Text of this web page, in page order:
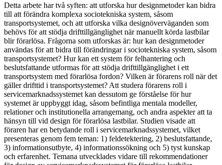
Detta arbete har två syften: att utforska hur designmetoder kan bidra
till att förändra komplexa sociotekniska system, såsom
transportsystemet, och att utforska vilka designöverväganden som
behövs för att stödja drifttillgänglighet när manuellt körda lastbilar
blir förarlösa. Frågorna som utforskas är: hur kan designmetoder
användas för att bidra till förändringar i sociotekniska system, såsom
transportsystemet? Hur kan ett system för felhantering och
beslutsfattande utformas för att stödja drifttillgänglighet i ett
transportsystem med förarlösa fordon? Vilken är förarens roll när det
gäller drifttid i transportsystemet? Att studera förarens roll i
servicemarknadssystemet kan dessutom ge förståelse för hur
systemet är uppbyggt idag, såsom befintliga mentala modeller,
relationer och institutionella arrangemang, och andra aspekter att ta
hänsyn till vid design för förarlösa lastbilar. Studien visade att
föraren har en betydande roll i servicemarknadssystemet, vilket
presenteras genom fem teman: 1) feldetektering, 2) beslutsfattande,
3) informationsutbyte, 4) informationssökning och 5) tyst kunskap
och erfarenhet. Temana utvecklades vidare till rekommendationer